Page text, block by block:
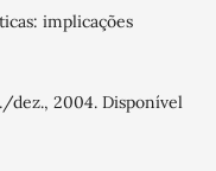
implicações
dez., 2004. Disponível